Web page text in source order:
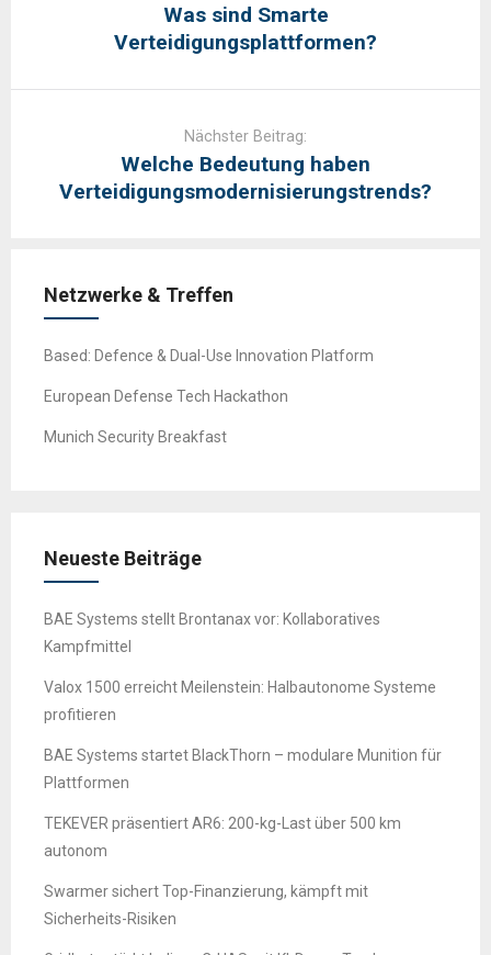
Was sind Smarte
Verteidigungsplattformen?
Nächster Beitrag:
Welche Bedeutung haben
Verteidigungsmodernisierungstrends?
Netzwerke & Treffen
Based: Defence & Dual-Use Innovation Platform
European Defense Tech Hackathon
Munich Security Breakfast
Neueste Beiträge
BAE Systems stellt Brontanax vor: Kollaboratives
Kampfmittel
Valox 1500 erreicht Meilenstein: Halbautonome Systeme
profitieren
BAE Systems startet BlackThorn – modulare Munition für
Plattformen
TEKEVER präsentiert AR6: 200-kg-Last über 500 km
autonom
Swarmer sichert Top-Finanzierung, kämpft mit
Sicherheits-Risiken